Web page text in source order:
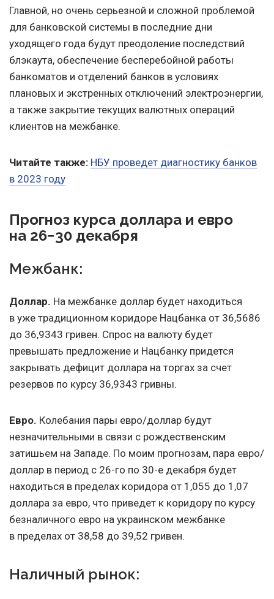
Главной, но очень серьезной и сложной проблемой
для банковской системы в последние дни
уходящего года будут преодоление последствий
блэкаута, обеспечение бесперебойной работы
банкоматов и отделений банков в условиях
плановых и экстренных отключений электроэнергии,
а также закрытие текущих валютных операций
клиентов на межбанке.
Читайте также: НБУ проведет диагностику банков
в 2023 году
Прогноз курса доллара и евро
на 26−30 декабря
Межбанк:
Доллар. На межбанке доллар будет находиться
в уже традиционном коридоре Нацбанка от 36,5686
до 36,9343 гривен. Спрос на валюту будет
превышать предложение и Нацбанку придется
закрывать дефицит доллара на торгах за счет
резервов по курсу 36,9343 гривны.
Евро. Колебания пары евро/доллар будут
незначительными в связи с рождественским
затишьем на Западе. По моим прогнозам, пара евро/
доллар в период с 26-го по 30-е декабря будет
находиться в пределах коридора от 1,055 до 1,07
доллара за евро, что приведет к коридору по курсу
безналичного евро на украинском межбанке
в пределах от 38,58 до 39,52 гривен.
Наличный рынок: